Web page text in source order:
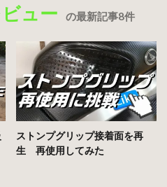
ュー の最新記事8件
ストンプグリップ接着面を再
生 再使用してみた